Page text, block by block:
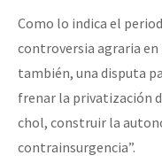
Como lo indica el
controversia agraria en
también, una disputa
frenar la privatización
chol, construir la
contrainsurgencia”.